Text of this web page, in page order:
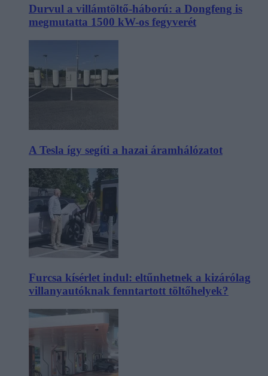
Durvul a villámtöltő-háború: a Dongfeng is
megmutatta 1500 kW-os fegyverét
A Tesla így segíti a hazai áramhálózatot
Furcsa kísérlet indul: eltűnhetnek a kizárólag
villanyautóknak fenntartott töltőhelyek?